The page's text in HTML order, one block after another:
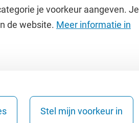
je voorkeur aangeven. Je
de website. Meer informatie in
Stel mijn voorkeur in
Contact en route
Werken bij de VU